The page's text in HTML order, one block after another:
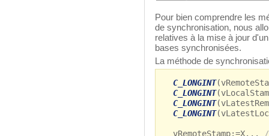
Pour bien comprendre les
de synchronisation, nous
relatives à la mise à jour
bases synchronisées.
La méthode de
C_LONGINT
C_LONGINT
C_LONGINT
C_LONGINT
vRemoteStamp:=X...